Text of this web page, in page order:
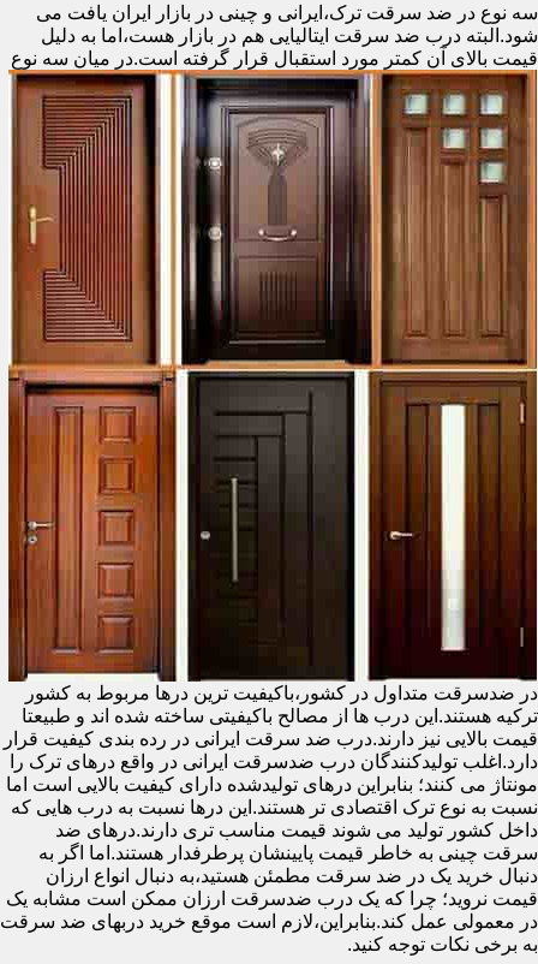
سه نوع در ضد سرقت ترک،ایرانی و چینی در بازار ایران یافت می
شود.البته درب ضد سرقت ایتالیایی هم در بازار هست،اما به دلیل
قیمت بالای آن کمتر مورد استقبال قرار گرفته است.در میان سه نوع
در ضدسرقت متداول در کشور،باکیفیت ترین درها مربوط به کشور
ترکیه هستند.این درب ها از مصالح باکیفیتی ساخته شده اند و طبیعتا
قیمت بالایی نیز دارند.درب ضد سرقت ایرانی در رده بندی کیفیت قرار
دارد.اغلب تولیدکنندگان درب ضدسرقت ایرانی در واقع درهای ترک را
مونتاژ می کنند؛ بنابراین درهای تولیدشده دارای کیفیت بالایی است اما
نسبت به نوع ترک اقتصادی تر هستند.این درها نسبت به درب هایی که
داخل کشور تولید می شوند قیمت مناسب تری دارند.درهای ضد
سرقت چینی به خاطر قیمت پایینشان پرطرفدار هستند.اما اگر به
دنبال خرید یک در ضد سرقت مطمئن هستید،به دنبال انواع ارزان
قیمت نروید؛ چرا که یک درب ضدسرقت ارزان ممکن است مشابه یک
در معمولی عمل کند.بنابراین،لازم است موقع خرید دربهای ضد سرقت
به برخی نکات توجه کنید.